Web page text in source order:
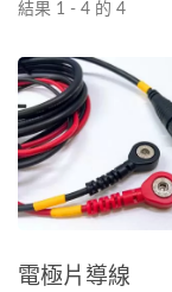
結果 1 - 4 的 4
電極片導線